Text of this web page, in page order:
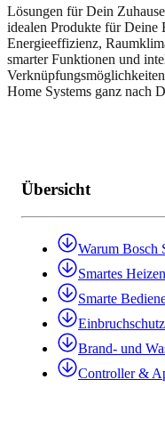
Lösungen für Dein
idealen Produkte für Deine
Energieeffizienz,
smarter Funktionen und
Home Systems ganz nach
Übersicht
Warum Bosch
Smartes Heizen
Smarte
Einbruchschutz
Brand- und
Controller &